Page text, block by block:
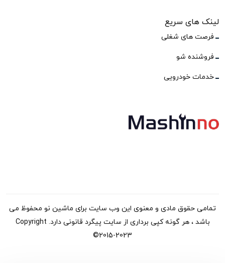
لینک های سریع
فرصت های شغلی
فروشنده شو
خدمات خودرویی
تمامی حقوق مادی و معنوی این وب سایت برای ماشین نو محفوظ می
باشد ، هر گونه کپی برداری از سایت پیگرد قانونی دارد. Copyright
©2015-2023